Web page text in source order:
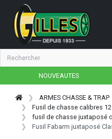
NOUVEAUTES
ARMES CHASSE & TRAP
Fusil de chasse calibres
fusil de chasse juxtaposé
Fusil Fabarm juxtaposé